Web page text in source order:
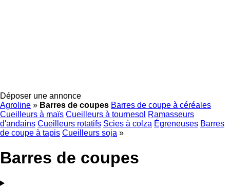
Déposer une annonce
Agroline » Barres de coupes Barres de coupe à céréales
Cueilleurs à maïs Cueilleurs à tournesol Ramasseurs
d'andains Cueilleurs rotatifs Scies à colza Égreneuses Barres
de coupe à tapis Cueilleurs soja »
Barres de coupes